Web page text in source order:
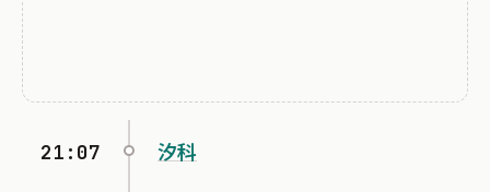
21:07 汐科